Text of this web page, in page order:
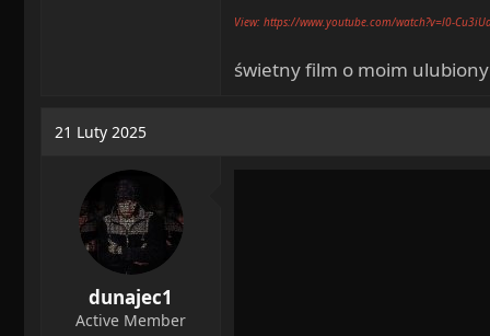
View: https://www.youtube.com/watch?v=l0-
świetny film o moim
21 Luty 2025
dunajec1
Active Member